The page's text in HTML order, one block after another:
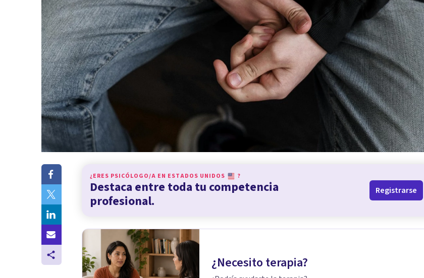
¿ERES PSICÓLOGO/A EN ESTADOS UNIDOS ?
Destaca entre toda tu competencia
profesional.
Registrarse
¿Necesito terapia?